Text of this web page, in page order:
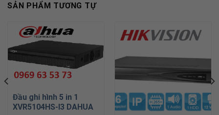
SẢN PHẨM TƯƠNG TỰ
Đầu ghi hình 5 in 1
XVR5104HS-I3 DAHUA